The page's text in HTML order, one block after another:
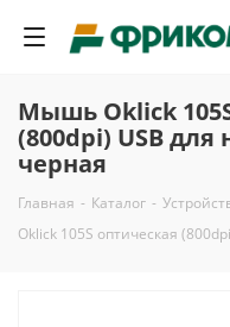
Мышь Oklick
(800dpi) USB для
черная
Главная - Каталог -
Oklick 105S оптическая